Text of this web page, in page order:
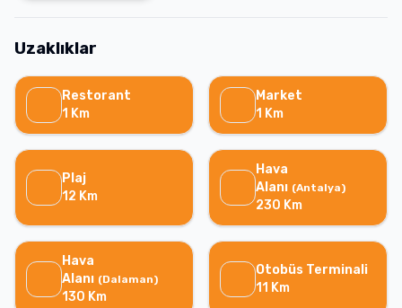
Uzaklıklar
Restorant
1 Km
Market
1 Km
Plaj
12 Km
Hava
Alanı (Antalya)
230 Km
Hava
Alanı (Dalaman)
130 Km
Otobüs Terminali
11 Km